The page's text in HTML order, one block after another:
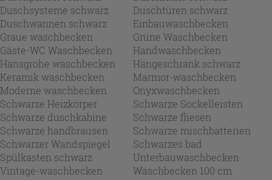
Duschsysteme schwarz
Duschtüren schwarz
Duschwannen schwarz
Einbauwaschbecken
Graue waschbecken
Grüne Waschbecken
Gäste-WC Waschbecken
Handwaschbecken
Hansgrohe waschbecken
Hängeschrank schwarz
Keramik waschbecken
Marmor-waschbecken
Moderne waschbecken
Onyxwaschbecken
Schwarze Heizkörper
Schwarze Sockelleisten
Schwarze duschkabine
Schwarze fliesen
Schwarze handbrausen
Schwarze mischbatterien
Schwarzer Wandspiegel
Schwarzes bad
Spülkasten schwarz
Unterbauwaschbecken
Vintage-waschbecken
Waschbecken 100 cm